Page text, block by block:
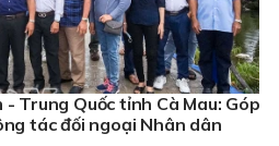
Trung Quốc tỉnh Cà Mau: Góp
tác đối ngoại Nhân dân